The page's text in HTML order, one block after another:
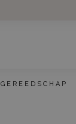
GEREEDSCHAP